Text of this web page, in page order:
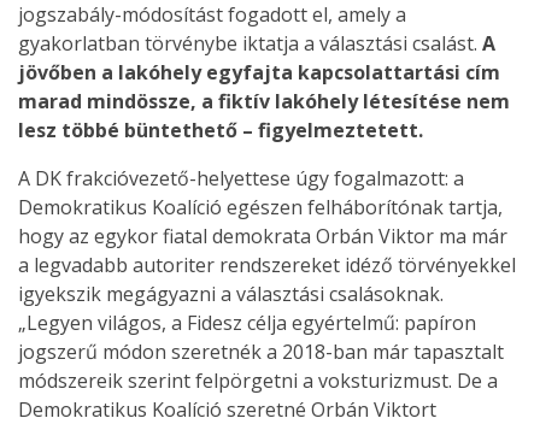
jogszabály-módosítást fogadott el, amely a
gyakorlatban törvénybe iktatja a választási csalást. A
jövőben a lakóhely egyfajta kapcsolattartási cím
marad mindössze, a fiktív lakóhely létesítése nem
lesz többé büntethető – figyelmeztetett.
A DK frakcióvezető-helyettese úgy fogalmazott: a
Demokratikus Koalíció egészen felháborítónak tartja,
hogy az egykor fiatal demokrata Orbán Viktor ma már
a legvadabb autoriter rendszereket idéző törvényekkel
igyekszik megágyazni a választási csalásoknak.
„Legyen világos, a Fidesz célja egyértelmű: papíron
jogszerű módon szeretnék a 2018-ban már tapasztalt
módszereik szerint felpörgetni a voksturizmust. De a
Demokratikus Koalíció szeretné Orbán Viktort